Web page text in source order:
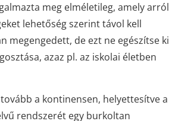
meg elméletileg, amely arról
lehetőség szerint távol kell
megengedett, de ezt ne egészítse ki
azaz pl. az iskolai életben
a kontinensen, helyettesítve a
rendszerét egy burkoltan